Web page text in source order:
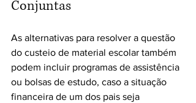
Conjuntas
As alternativas para resolver a questão
do custeio de material escolar também
podem incluir programas de assistência
ou bolsas de estudo, caso a situação
financeira de um dos pais seja